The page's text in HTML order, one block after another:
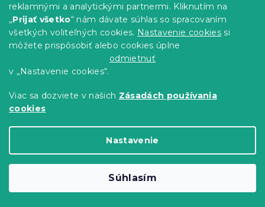
reklamnými a analytickými partnermi. Kliknutím na
„Prijať všetko“ nám dávate súhlas so spracovaním
všetkých voliteľných cookies. Nastavenie cookies si
môžete prispôsobiť alebo cookies úplne
odmietnuť
v „Nastavenie cookies“.
Viac sa dozviete v našich Zásadách používania
cookies
Nastavenie
Súhlasím
od9 € Detail
Predobjednávka
MINUS15